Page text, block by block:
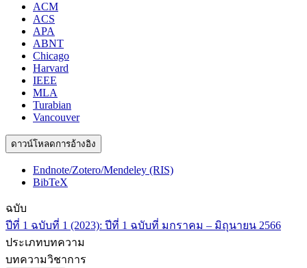
ACM
ACS
APA
ABNT
Chicago
Harvard
IEEE
MLA
Turabian
Vancouver
ดาวน์โหลดการอ้างอิง
Endnote/Zotero/Mendeley (RIS)
BibTeX
ฉบับ
ปีที่ 1 ฉบับที่ 1 (2023): ปีที่ 1 ฉบับที่ มกราคม – มิถุนายน 2566
ประเภทบทความ
บทความวิชาการ